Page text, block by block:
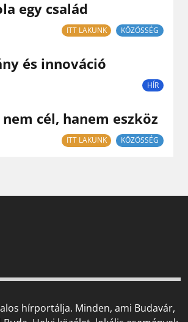
egy család
ITT LAKUNK KÖZÖSSÉG
és innováció
HÍR
cél, hanem eszköz
ITT LAKUNK KÖZÖSSÉG
hírportálja. Minden, ami Budavár,